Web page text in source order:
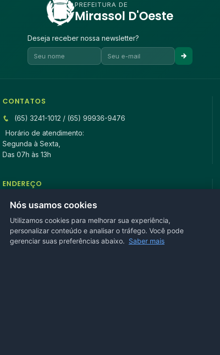
PREFEITURA DE
Mirassol D'Oeste
Deseja receber nossa newsletter?
CONTATOS
(65) 3241-1012 / (65) 99936-9476
Horário de atendimento:
Segunda à Sexta,
Das 07h às 13h
ENDEREÇO
Rua Antonio Tavares, n° 3310, Centro CEP: 78.280-000 -
Mirassol D’Oeste, MT
REDES SOCIAIS
Nós usamos cookies
Utilizamos cookies para melhorar sua experiência,
personalizar conteúdo e analisar o tráfego. Você pode
gerenciar suas preferências abaixo. Saber mais